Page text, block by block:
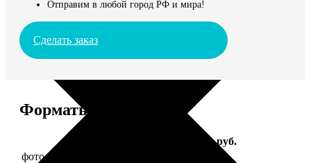
Отправим в любой город РФ и мира!
Сделать заказ
Форматы и цены
Цена, руб.
фото 20х30 в деревянной рамке